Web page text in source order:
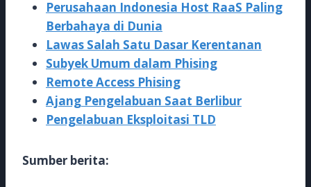
Perusahaan Indonesia Host RaaS Paling
Berbahaya di Dunia
Lawas Salah Satu Dasar Kerentanan
Subyek Umum dalam Phising
Remote Access Phising
Ajang Pengelabuan Saat Berlibur
Pengelabuan Eksploitasi TLD
Sumber berita: